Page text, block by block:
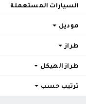
السيارات المستعملة
موديل
طراز
طراز الهيكل
ترتيب حسب